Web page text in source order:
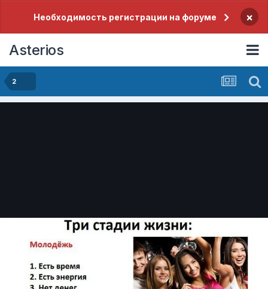
Необходимость регистрации на форуме ×
Asterios
2